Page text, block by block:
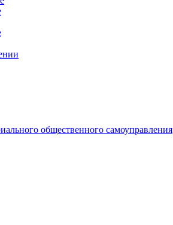
общественного самоуправления